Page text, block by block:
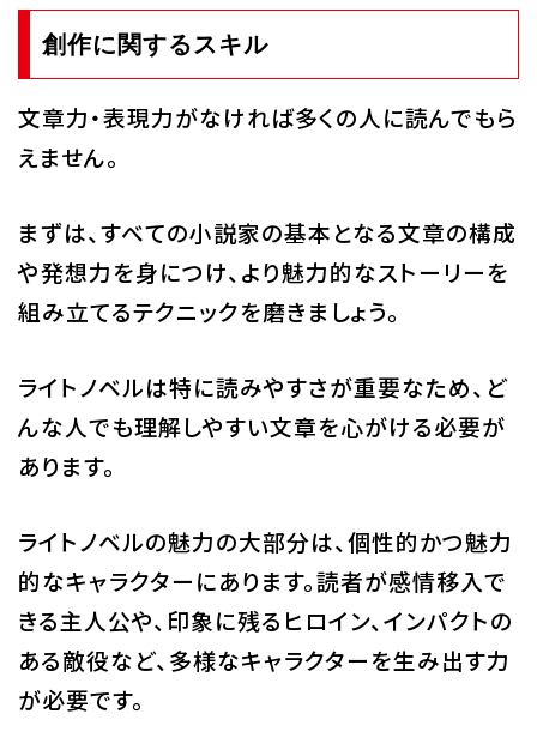
創作に関するスキル
文章力・表現力がなければ多くの人に読んでもら
えません。
まずは、すべての小説家の基本となる文章の構成
や発想力を身につけ、より魅力的なストーリーを
組み立てるテクニックを磨きましょう。
ライトノベルは特に読みやすさが重要なため、ど
んな人でも理解しやすい文章を心がける必要が
あります。
ライトノベルの魅力の大部分は、個性的かつ魅力
的なキャラクターにあります。読者が感情移入で
きる主人公や、印象に残るヒロイン、インパクトの
ある敵役など、多様なキャラクターを生み出す力
が必要です。